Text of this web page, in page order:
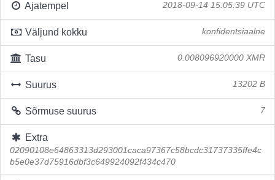
Ajatempel 2018-09-14 15:05:39 UTC
Väljund kokku konfidentsiaalne
Tasu 0.008096920000 XMR
Suurus 13202 B
Sõrmuse suurus 7
Extra
02090108e64863313d293001caca97367c58bcdc31737335ffe4c
b5e0e37d75916dbf3c649924092f434c470